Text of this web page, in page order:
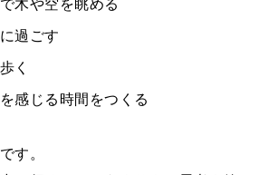
木や空を眺める
過ごす
く
感じる時間をつくる
す。